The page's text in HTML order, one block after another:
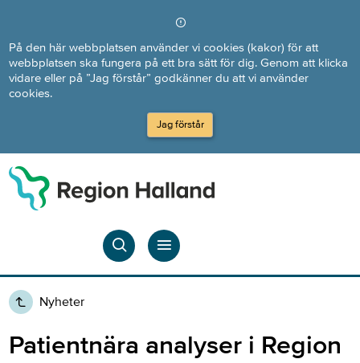
På den här webbplatsen använder vi cookies (kakor) för att
webbplatsen ska fungera på ett bra sätt för dig. Genom att klicka
vidare eller på ”Jag förstår” godkänner du att vi använder
cookies.
Jag förstår
Nyheter
Patientnära analyser i Region